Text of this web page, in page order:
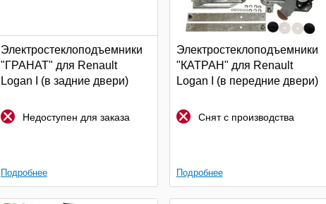
Электростеклоподъемники
"ГРАНАТ" для Renault
Logan I (в задние двери)
Недоступен для заказа
Подробнее
Электростеклоподъемники
"КАТРАН" для Renault
Logan I (в передние двери)
Снят с производства
Подробнее